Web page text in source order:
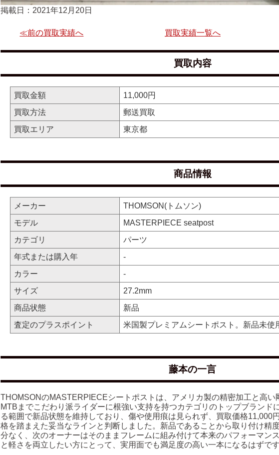
掲載日：2021年12月20日
≪前の買取実績へ 買取実績一覧へ
買取内容
買取金額
11,000円
買取方法
郵送買取
買取エリア
東京都
商品情報
メーカー
THOMSON(トムソン)
モデル
MASTERPIECE seatpost
カテゴリ
パーツ
年式または購入年
-
カラー
-
サイズ
27.2mm
商品状態
新品
査定のプラスポイント
米国製プレミアムシートポスト。新品未使
藤本の一言
THOMSONのMASTERPIECEシートポストは、アメリカ製の精密加工と高い
MTBまでこだわり派ライダーに根強い支持を持つカテゴリのトップブランド
る範囲で新品状態を維持しており、傷や使用痕は見られず、買取価格11,000
格を踏まえた妥当なラインと判断しました。新品であることから取り付け精
分なく、次のオーナーはそのままフレームに組み付けて本来のパフォーマン
と軽さを両立したい方にとって、実用面でも満足度の高い一本になるはずです